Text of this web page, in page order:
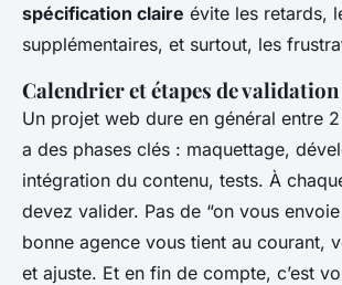
spécification claire évite les retards,
supplémentaires, et surtout, les
Calendrier et étapes de validation
Un projet web dure en général entre
a des phases clés : maquettage,
intégration du contenu, tests. À
devez valider. Pas de “on vous
bonne agence vous tient au courant,
et ajuste. Et en fin de compte, c’est